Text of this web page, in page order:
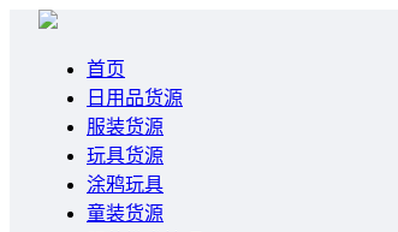
首页
日用品货源
服装货源
玩具货源
涂鸦玩具
童装货源